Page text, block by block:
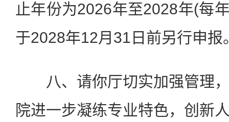
止年份为2026年至2028年(每
于2028年12月31日前另行申报
八、请你厅切实加强管理，
院进一步凝练专业特色，创新